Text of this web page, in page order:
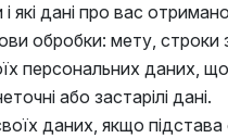
і які дані про вас
обробки: мету, строки
персональних даних,
або застарілі дані.
даних, якщо